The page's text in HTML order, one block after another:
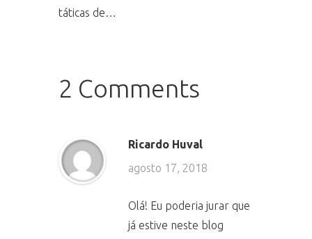
táticas de…
2 Comments
Ricardo Huval
agosto 17, 2018
Olá! Eu poderia jurar que
já estive neste blog